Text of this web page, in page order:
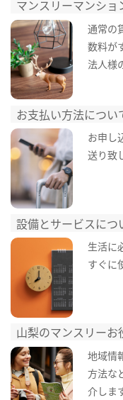
マンスリーマンショ
通常の
数料が
法人様
お支払い方法につい
お申し
送り致
設備とサービスにつ
生活に
すぐに
山梨のマンスリーお
地域情
方法な
介しま